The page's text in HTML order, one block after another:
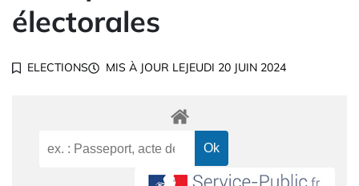
électorales
ELECTIONS MIS À JOUR LEJEUDI 20 JUIN 2024